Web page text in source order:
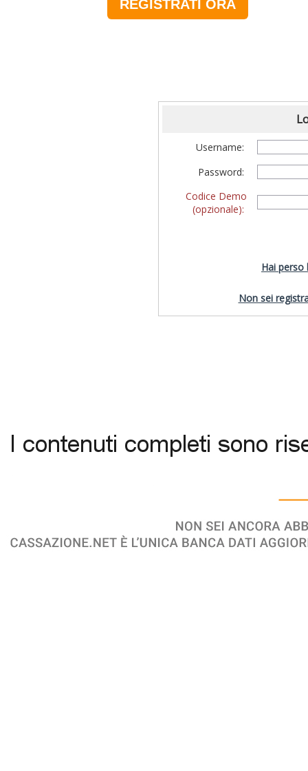
REGISTRATI ORA
Username:
Password:
Codice Demo
(opzionale):
Hai perso
Non sei